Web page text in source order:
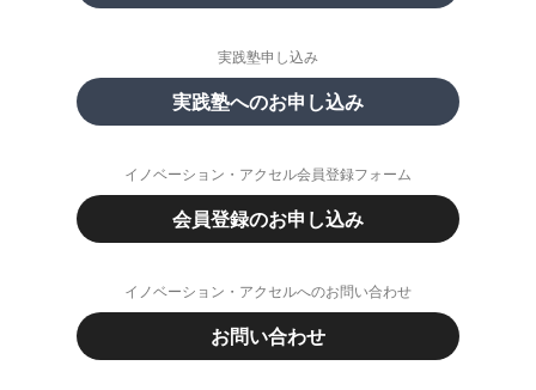
実践塾申し込み
実践塾へのお申し込み
イノベーション・アクセル会員登録フォーム
会員登録のお申し込み
イノベーション・アクセルへのお問い合わせ
お問い合わせ